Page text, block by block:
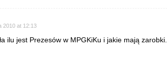
2010 at 12:13
ilu jest Prezesów w MPGKiKu i jakie mają zarobki.